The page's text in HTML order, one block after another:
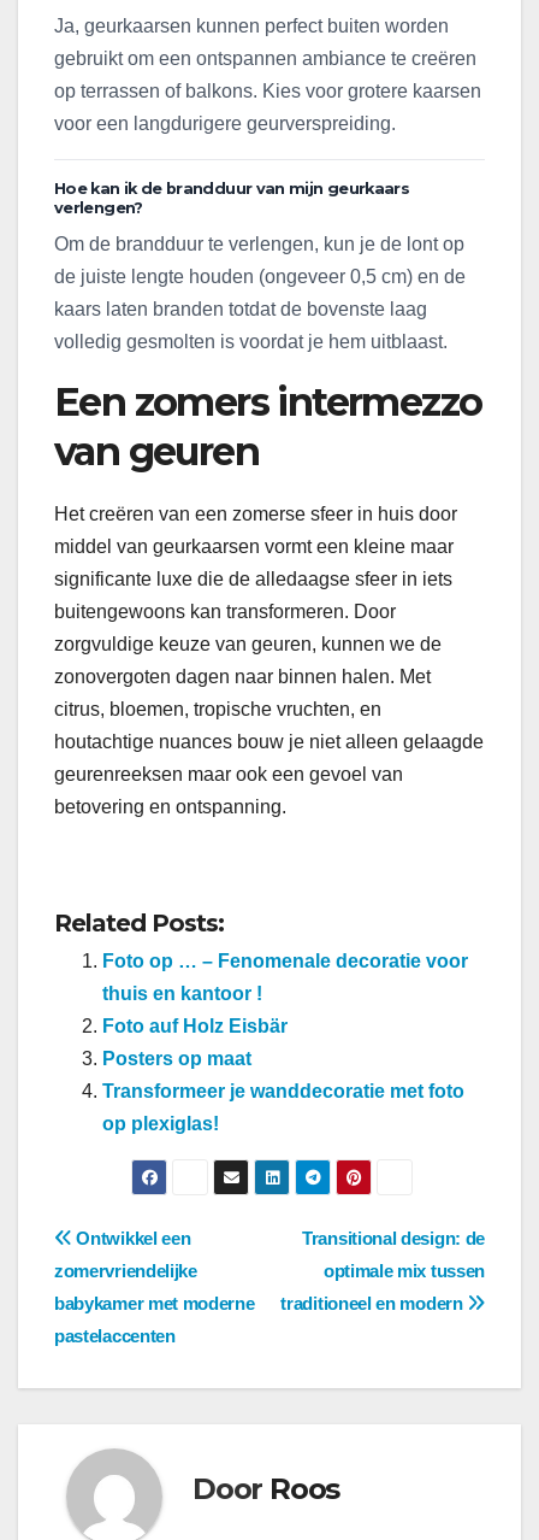
Ja, geurkaarsen kunnen perfect buiten worden
gebruikt om een ontspannen ambiance te creëren
op terrassen of balkons. Kies voor grotere kaarsen
voor een langdurigere geurverspreiding.
Hoe kan ik de brandduur van mijn geurkaars
verlengen?
Om de brandduur te verlengen, kun je de lont op
de juiste lengte houden (ongeveer 0,5 cm) en de
kaars laten branden totdat de bovenste laag
volledig gesmolten is voordat je hem uitblaast.
Een zomers intermezzo
van geuren
Het creëren van een zomerse sfeer in huis door
middel van geurkaarsen vormt een kleine maar
significante luxe die de alledaagse sfeer in iets
buitengewoons kan transformeren. Door
zorgvuldige keuze van geuren, kunnen we de
zonovergoten dagen naar binnen halen. Met
citrus, bloemen, tropische vruchten, en
houtachtige nuances bouw je niet alleen gelaagde
geurenreeksen maar ook een gevoel van
betovering en ontspanning.
Related Posts:
Foto op … – Fenomenale decoratie voor
thuis en kantoor !
Foto auf Holz Eisbär
Posters op maat
Transformeer je wanddecoratie met foto
op plexiglas!
BerichtnavigatieTransitional design: de
optimale mix tussen
traditioneel en modern
Ontwikkel een
zomervriendelijke
babykamer met moderne
pastelaccenten
Door Roos